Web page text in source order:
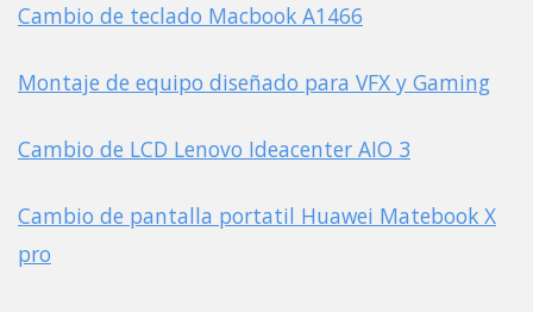
Cambio de teclado Macbook A1466
Montaje de equipo diseñado para VFX y Gaming
Cambio de LCD Lenovo Ideacenter AIO 3
Cambio de pantalla portatil Huawei Matebook X
pro